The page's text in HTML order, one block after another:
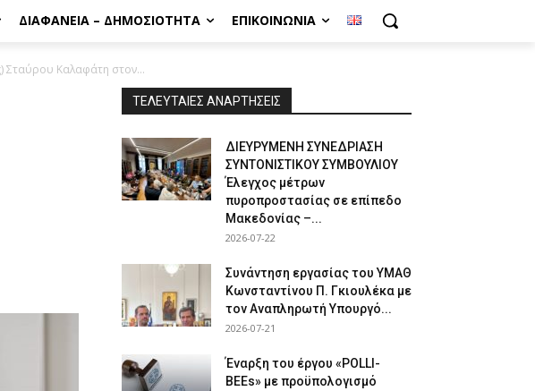
ΔΙΑΦΆΝΕΙΑ – ΔΗΜΟΣΙΌΤΗΤΑ ΕΠΙΚΟΙΝΩΝΊΑ
Σταύρου Καλαφάτη στον...
ΤΕΛΕΥΤΑΙΕΣ ΑΝΑΡΤΗΣΕΙΣ
ΔΙΕΥΡΥΜΕΝΗ ΣΥΝΕΔΡΙΑΣΗ
ΣΥΝΤΟΝΙΣΤΙΚΟΥ ΣΥΜΒΟΥΛΙΟΥ
Έλεγχος μέτρων
πυροπροστασίας σε επίπεδο
Μακεδονίας –...
2026-07-22
Συνάντηση εργασίας του ΥΜΑΘ
Κωνσταντίνου Π. Γκιουλέκα με
τον Αναπληρωτή Υπουργό...
2026-07-21
Έναρξη του έργου «POLLI-
BEEs» με προϋπολογισμό